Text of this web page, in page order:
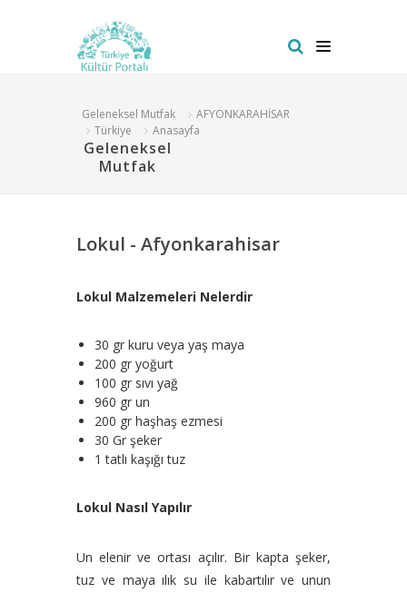
Geleneksel Mutfak
AFYONKARAHİSAR
Türkiye
Anasayfa
Geleneksel
Mutfak
Lokul - Afyonkarahisar
Lokul Malzemeleri Nelerdir
30 gr kuru veya yaş maya
200 gr yoğurt
100 gr sıvı yağ
960 gr un
200 gr haşhaş ezmesi
30 Gr şeker
1 tatlı kaşığı tuz
Lokul Nasıl Yapılır
Un elenir ve ortası açılır. Bir kapta şeker,
tuz ve maya ılık su ile kabartılır ve unun